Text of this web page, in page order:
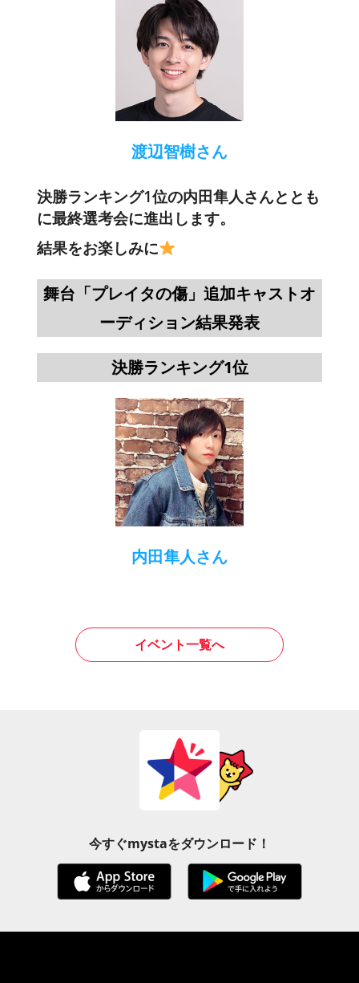
渡辺智樹さん
決勝ランキング1位の内田隼人さんととも
に最終選考会に進出します。
結果をお楽しみに
舞台「プレイタの傷」追加キャストオ
ーディション結果発表
決勝ランキング1位
内田隼人さん
イベント一覧へ
今すぐmystaをダウンロード！